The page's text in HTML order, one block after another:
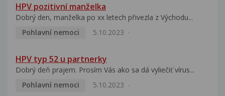
HPV pozitivní manželka
Dobrý den, manželka po xx letech přivezla z Východu...
Pohlavní nemoci
5.10.2023
HPV typ 52 u partnerky
Dobrý deň prajem. Prosím Vás ako sa dá vyliečiť vírus...
Pohlavní nemoci
5.10.2023